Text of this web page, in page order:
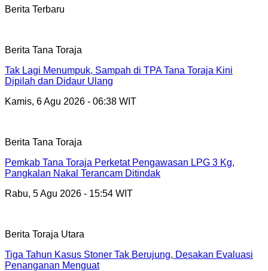
Berita Terbaru
Berita Tana Toraja
Tak Lagi Menumpuk, Sampah di TPA Tana Toraja Kini
Dipilah dan Didaur Ulang
Kamis, 6 Agu 2026 - 06:38 WIT
Berita Tana Toraja
Pemkab Tana Toraja Perketat Pengawasan LPG 3 Kg,
Pangkalan Nakal Terancam Ditindak
Rabu, 5 Agu 2026 - 15:54 WIT
Berita Toraja Utara
Tiga Tahun Kasus Stoner Tak Berujung, Desakan Evaluasi
Penanganan Menguat